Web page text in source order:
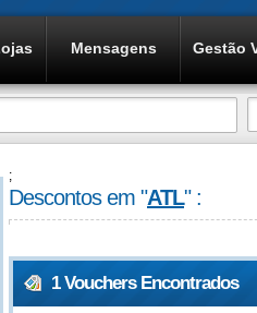
Mensagens Gestão
;
Descontos em "ATL" :
1 Vouchers Encontrados